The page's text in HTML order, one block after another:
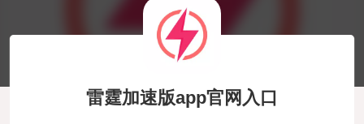
雷霆加速版app官网入口